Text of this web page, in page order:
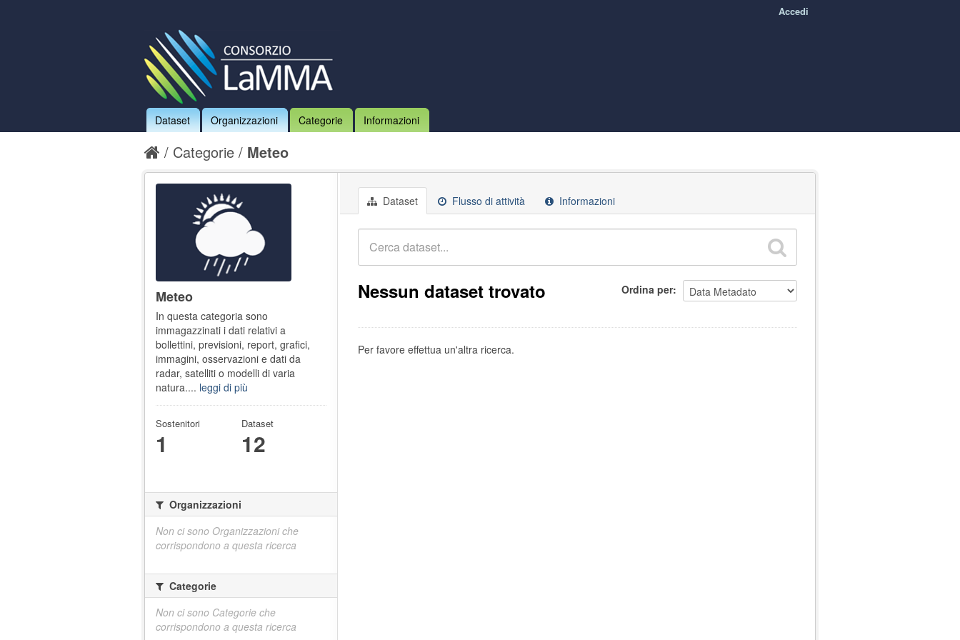
Accedi
Dataset Organizzazioni Categorie Informazioni
Categorie Meteo
Dataset Flusso di attività Informazioni
Ordina per
Nessun dataset trovato
Per favore effettua un'altra ricerca.
Meteo
In questa categoria sono
immagazzinati i dati relativi a
bollettini, previsioni, report, grafici,
immagini, osservazioni e dati da
radar, satelliti o modelli di varia
natura.... leggi di più
Sostenitori
1
Dataset
12
Organizzazioni
Non ci sono Organizzazioni che
corrispondono a questa ricerca
Categorie
Non ci sono Categorie che
corrispondono a questa ricerca